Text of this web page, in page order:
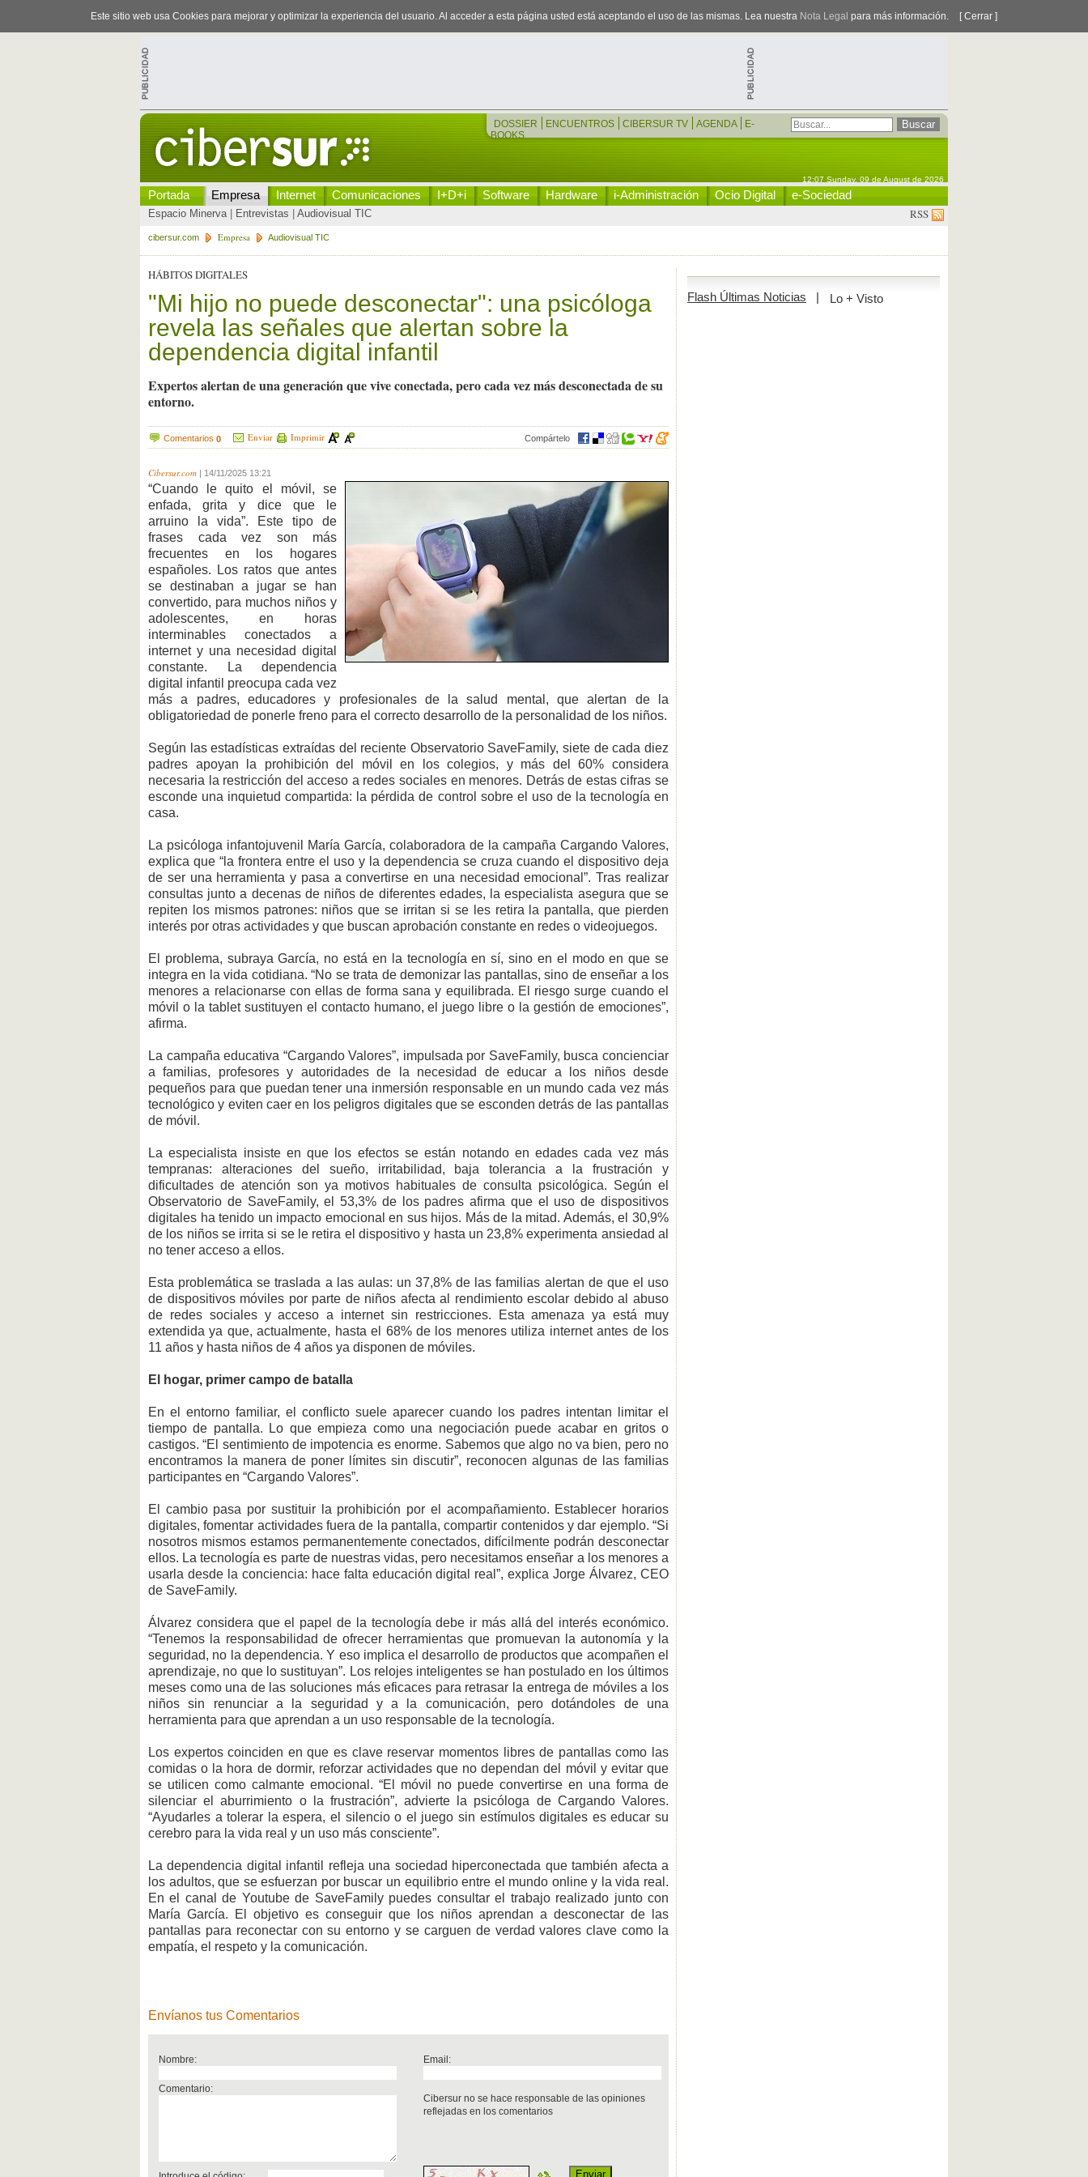
Este sitio web usa Cookies para mejorar y optimizar la experiencia del usuario. Al acceder a esta página usted está aceptando el uso de las mismas. Lea nuestra Nota Legal para más información. [ Cerrar ]
DOSSIER ENCUENTROS CIBERSUR TV AGENDA
E-
BOOKS
12:07 Sunday, 09 de August de 2026
Portada Empresa Internet Comunicaciones I+D+i Software Hardware i-Administración Ocio Digital e-Sociedad
Espacio Minerva| Entrevistas Audiovisual TIC RSS
cibersur.com Empresa Audiovisual TIC
HÁBITOS DIGITALES
"Mi hijo no puede desconectar": una psicóloga
revela las señales que alertan sobre la
dependencia digital infantil
Expertos alertan de una generación que vive conectada, pero cada vez más desconectada de su
entorno.
Comentarios 0 Enviar Imprimir Compártelo
Cibersur.com 14/11/2025 13:21
“Cuando le quito el móvil, se
enfada, grita y dice que le
arruino la vida”. Este tipo de
frases cada vez son más
frecuentes en los hogares
españoles. Los ratos que antes
se destinaban a jugar se han
convertido, para muchos niños y
adolescentes, en horas
interminables conectados a
internet y una necesidad digital
constante. La dependencia
digital infantil preocupa cada vez
más a padres, educadores y profesionales de la salud mental, que alertan de la
obligatoriedad de ponerle freno para el correcto desarrollo de la personalidad de los niños.
Según las estadísticas extraídas del reciente Observatorio SaveFamily, siete de cada diez
padres apoyan la prohibición del móvil en los colegios, y más del 60% considera
necesaria la restricción del acceso a redes sociales en menores. Detrás de estas cifras se
esconde una inquietud compartida: la pérdida de control sobre el uso de la tecnología en
casa.
La psicóloga infantojuvenil María García, colaboradora de la campaña Cargando Valores,
explica que “la frontera entre el uso y la dependencia se cruza cuando el dispositivo deja
de ser una herramienta y pasa a convertirse en una necesidad emocional”. Tras realizar
consultas junto a decenas de niños de diferentes edades, la especialista asegura que se
repiten los mismos patrones: niños que se irritan si se les retira la pantalla, que pierden
interés por otras actividades y que buscan aprobación constante en redes o videojuegos.
El problema, subraya García, no está en la tecnología en sí, sino en el modo en que se
integra en la vida cotidiana. “No se trata de demonizar las pantallas, sino de enseñar a los
menores a relacionarse con ellas de forma sana y equilibrada. El riesgo surge cuando el
móvil o la tablet sustituyen el contacto humano, el juego libre o la gestión de emociones”,
afirma.
La campaña educativa “Cargando Valores”, impulsada por SaveFamily, busca concienciar
a familias, profesores y autoridades de la necesidad de educar a los niños desde
pequeños para que puedan tener una inmersión responsable en un mundo cada vez más
tecnológico y eviten caer en los peligros digitales que se esconden detrás de las pantallas
de móvil.
La especialista insiste en que los efectos se están notando en edades cada vez más
tempranas: alteraciones del sueño, irritabilidad, baja tolerancia a la frustración y
dificultades de atención son ya motivos habituales de consulta psicológica. Según el
Observatorio de SaveFamily, el 53,3% de los padres afirma que el uso de dispositivos
digitales ha tenido un impacto emocional en sus hijos. Más de la mitad. Además, el 30,9%
de los niños se irrita si se le retira el dispositivo y hasta un 23,8% experimenta ansiedad al
no tener acceso a ellos.
Esta problemática se traslada a las aulas: un 37,8% de las familias alertan de que el uso
de dispositivos móviles por parte de niños afecta al rendimiento escolar debido al abuso
de redes sociales y acceso a internet sin restricciones. Esta amenaza ya está muy
extendida ya que, actualmente, hasta el 68% de los menores utiliza internet antes de los
11 años y hasta niños de 4 años ya disponen de móviles.
El hogar, primer campo de batalla
En el entorno familiar, el conflicto suele aparecer cuando los padres intentan limitar el
tiempo de pantalla. Lo que empieza como una negociación puede acabar en gritos o
castigos. “El sentimiento de impotencia es enorme. Sabemos que algo no va bien, pero no
encontramos la manera de poner límites sin discutir”, reconocen algunas de las familias
participantes en “Cargando Valores”.
El cambio pasa por sustituir la prohibición por el acompañamiento. Establecer horarios
digitales, fomentar actividades fuera de la pantalla, compartir contenidos y dar ejemplo. “Si
nosotros mismos estamos permanentemente conectados, difícilmente podrán desconectar
ellos. La tecnología es parte de nuestras vidas, pero necesitamos enseñar a los menores a
usarla desde la conciencia: hace falta educación digital real”, explica Jorge Álvarez, CEO
de SaveFamily.
Álvarez considera que el papel de la tecnología debe ir más allá del interés económico.
“Tenemos la responsabilidad de ofrecer herramientas que promuevan la autonomía y la
seguridad, no la dependencia. Y eso implica el desarrollo de productos que acompañen el
aprendizaje, no que lo sustituyan”. Los relojes inteligentes se han postulado en los últimos
meses como una de las soluciones más eficaces para retrasar la entrega de móviles a los
niños sin renunciar a la seguridad y a la comunicación, pero dotándoles de una
herramienta para que aprendan a un uso responsable de la tecnología.
Los expertos coinciden en que es clave reservar momentos libres de pantallas como las
comidas o la hora de dormir, reforzar actividades que no dependan del móvil y evitar que
se utilicen como calmante emocional. “El móvil no puede convertirse en una forma de
silenciar el aburrimiento o la frustración”, advierte la psicóloga de Cargando Valores.
“Ayudarles a tolerar la espera, el silencio o el juego sin estímulos digitales es educar su
cerebro para la vida real y un uso más consciente”.
La dependencia digital infantil refleja una sociedad hiperconectada que también afecta a
los adultos, que se esfuerzan por buscar un equilibrio entre el mundo online y la vida real.
En el canal de Youtube de SaveFamily puedes consultar el trabajo realizado junto con
María García. El objetivo es conseguir que los niños aprendan a desconectar de las
pantallas para reconectar con su entorno y se carguen de verdad valores clave como la
empatía, el respeto y la comunicación.
Envíanos tus Comentarios
Nombre: Email:
Comentario:
Cibersur no se hace responsable de las opiniones
reflejadas en los comentarios
Flash Últimas Noticias | Lo + Visto